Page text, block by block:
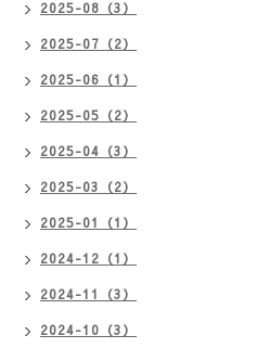
2025-08（3）
2025-07（2）
2025-06（1）
2025-05（2）
2025-04（3）
2025-03（2）
2025-01（1）
2024-12（1）
2024-11（3）
2024-10（3）